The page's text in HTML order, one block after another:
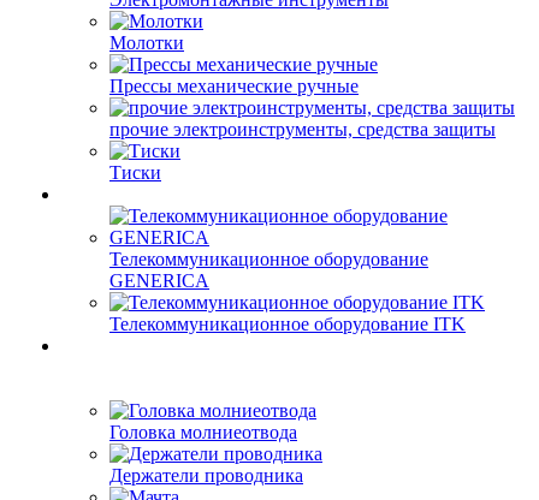
Молотки
Прессы механические ручные
прочие электроинструменты, средства защиты
Тиски
Телекоммуникационное оборудование
GENERICA
Телекоммуникационное оборудование ITK
Головка молниеотвода
Держатели проводника